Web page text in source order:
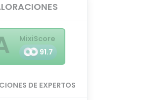
MixiScore
91.7
DE EXPERTOS